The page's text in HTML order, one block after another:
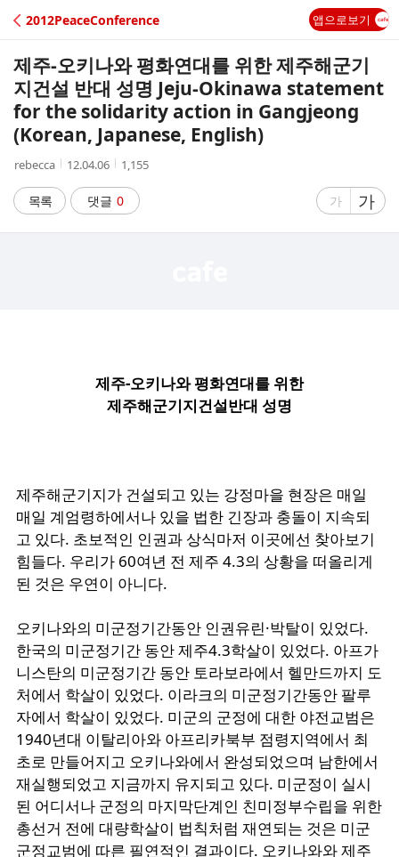
C
A
2012PeaceConference 앱으로보기
제주-오키나와 평화연대를 위한 제주해군기
지건설 반대 성명 Jeju-Okinawa statement
for the solidarity action in Gangjeong
(Korean, Japanese, English)
작
자
rebecca
작
시
간
12.04.06
조
수
1,155
목록 댓글 0
글
가
글
자
가
제주-오키나와평화연대를 위한
제주해군기지건설반대 성명
제주해군기지가 건설되고 있는 강정마을 현장은 매일
매일 계엄령하에서나 있을 법한 긴장과 충돌이 지속되
고 있다. 초보적인 인권과 상식마저 이곳에선 찾아보기
힘들다. 우리가 60여년 전 제주 4.3의 상황을 떠올리게
된 것은 우연이 아니다.
오키나와의 미군정기간동안 인권유린·박탈이 있었다.
한국의 미군정기간 동안제주4.3학살이 있었다. 아프가
니스탄의 미군정기간 동안 토라보라에서 헬만드까지 도
처에서 학살이 있었다. 이라크의 미군정기간동안 팔루
자에서 학살이 있었다. 미군의 군정에 대한 야전교범은
1940년대 이탈리아와 아프리카북부 점령지역에서 최
초로 만들어지고 오키나와에서 완성되었으며 남한에서
재실행되었고 지금까지 유지되고 있다. 미군정이 실시
된 어디서나 군정의 마지막단계인 친미정부수립을 위한
총선거 전에 대량학살이 법칙처럼 재연되는 것은 미군
군정교범에 따른 필연적인 결과이다. 오키나와와제주